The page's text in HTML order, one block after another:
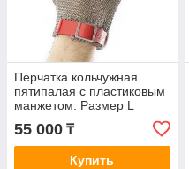
Перчатка кольчужная
пятипалая с пластиковым
манжетом. Размер L
55 000 ₸
Купить